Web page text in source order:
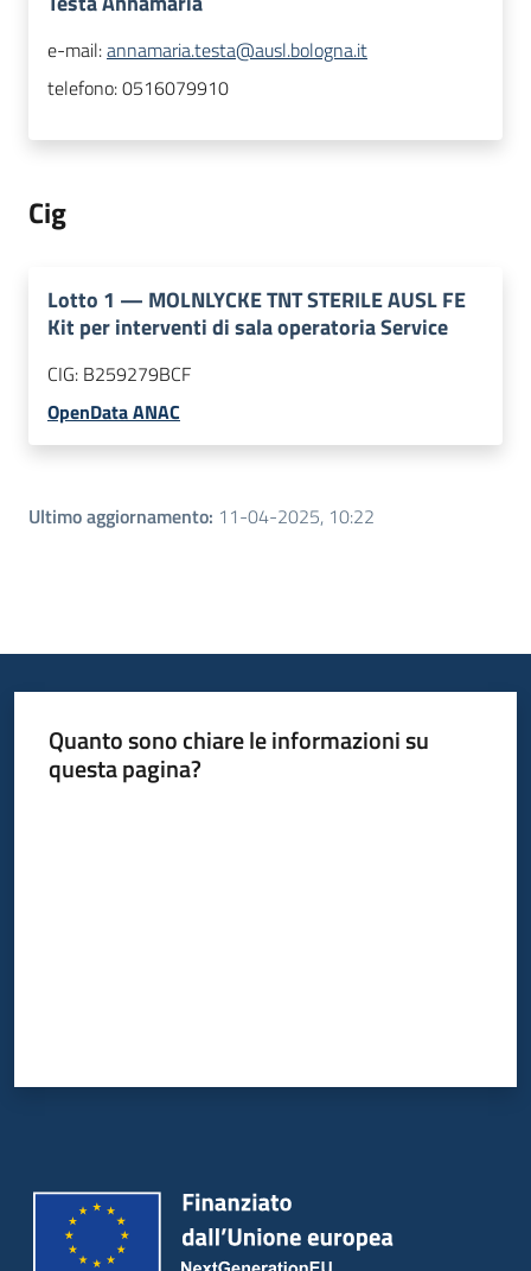
e-mail:annamaria.testa@ausl.bologna.it
telefono:0516079910
Cig
Lotto 1 — MOLNLYCKE TNT STERILE AUSL FE
Kit per interventi di sala operatoria Service
CIG: B259279BCF
OpenData ANAC
Ultimo aggiornamento: 11-04-2025, 10:22
Quanto sono chiare le informazioni su
questa pagina?